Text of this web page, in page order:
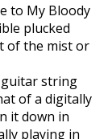
to My Bloody
plucked
of the mist or
guitar string
of a digitally
it down in
playing in